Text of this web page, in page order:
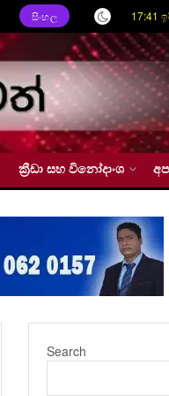
සිංහල 17:41
ක්‍රීඩා සහ විනෝදාංශ
Search